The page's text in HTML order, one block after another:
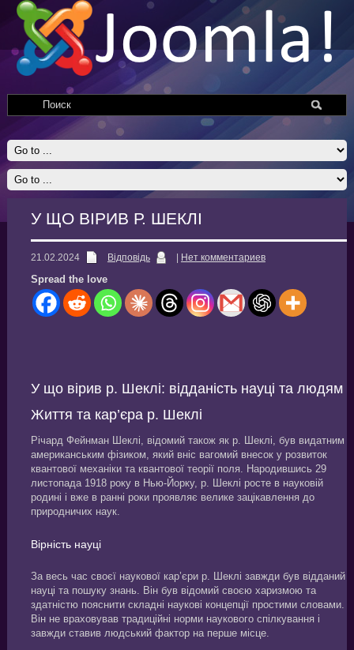
У ЩО ВІРИВ Р. ШЕКЛІ
21.02.2024 Відповідь Нет комментариев
Spread the love
У що вірив р. Шеклі: відданість науці та людям
Життя та кар’єра р. Шеклі
Річард Фейнман Шеклі, відомий також як р. Шеклі, був видатним
американським фізиком, який вніс вагомий внесок у розвиток
квантової механіки та квантової теорії поля. Народившись 29
листопада 1918 року в Нью-Йорку, р. Шеклі росте в науковій
родині і вже в ранні роки проявляє велике зацікавлення до
природничих наук.
Вірність науці
За весь час своєї наукової кар’єри р. Шеклі завжди був відданий
науці та пошуку знань. Він був відомий своєю харизмою та
здатністю пояснити складні наукові концепції простими словами.
Він не враховував традиційні норми наукового спілкування і
завжди ставив людський фактор на перше місце.